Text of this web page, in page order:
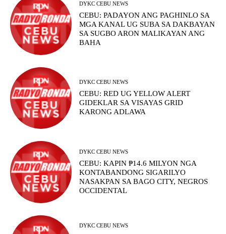
DYKC CEBU NEWS
CEBU: PADAYON ANG PAGHINLO SA
MGA KANAL UG SUBA SA DAKBAYAN
SA SUGBO ARON MALIKAYAN ANG
BAHA
DYKC CEBU NEWS
CEBU: RED UG YELLOW ALERT
GIDEKLAR SA VISAYAS GRID
KARONG ADLAWA
DYKC CEBU NEWS
CEBU: KAPIN ₱14.6 MILYON NGA
KONTABANDONG SIGARILYO
NASAKPAN SA BAGO CITY, NEGROS
OCCIDENTAL
DYKC CEBU NEWS